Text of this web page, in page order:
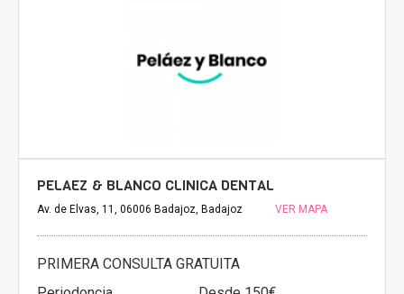
PELAEZ & BLANCO CLINICA DENTAL
Av. de Elvas, 11, 06006 Badajoz, Badajoz VER MAPA
PRIMERA CONSULTA GRATUITA